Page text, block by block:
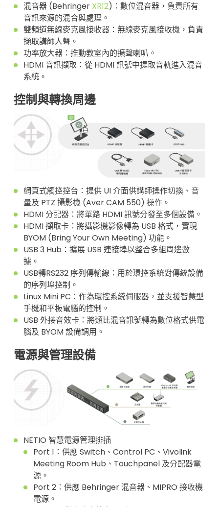
混音器 (Behringer XR12)：數位混音器，負責所有
音訊來源的混合與處理。
雙頻道無線麥克風接收器：無線麥克風接收機，負責
擷取講師人聲。
功率放大器：推動教室內的擴聲喇叭。
HDMI 音訊擷取：從 HDMI 訊號中提取音軌進入混音
系統。
控制與轉換周邊
網頁式觸控控台：提供 UI 介面供講師操作切換、音
量及 PTZ 攝影機 (Aver CAM 550) 操作。
HDMI 分配器：將單路 HDMI 訊號分發至多個設備。
HDMI 擷取卡：將攝影機影像轉為 USB 格式，實現
BYOM (Bring Your Own Meeting) 功能。
USB 3 Hub：擴展 USB 連接埠以整合多組周邊數
據。
USB轉RS232 序列傳輸線：用於環控系統對傳統設備
的序列埠控制。
Linux Mini PC：作為環控系統伺服器，並支援智慧型
手機和平板電腦的控制。
USB 外接音效卡：將類比混音訊號轉為數位格式供電
腦及 BYOM 設備調用。
電源與管理設備
NETIO 智慧電源管理排插
Port 1：供應 Switch、Control PC、Vivolink
Meeting Room Hub、Touchpanel 及分配器電
源。
Port 2：供應 Behringer 混音器、MIPRO 接收機
電源。